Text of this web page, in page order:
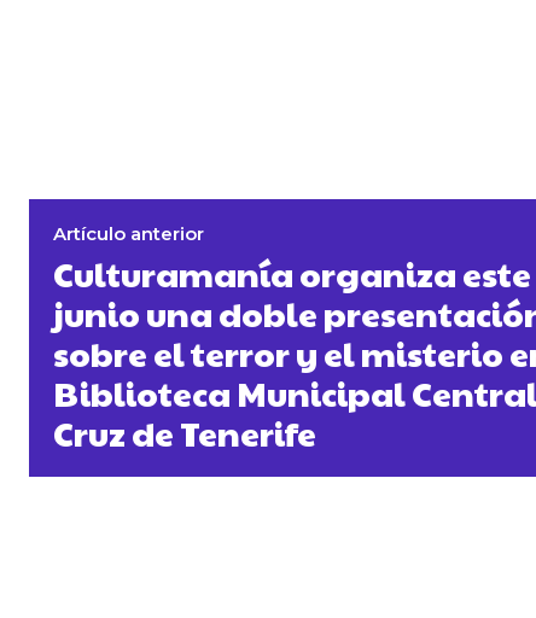
Artículo anterior
Culturamanía organiza este
junio una doble
sobre el terror y el misterio
Biblioteca Municipal
Cruz de Tenerife